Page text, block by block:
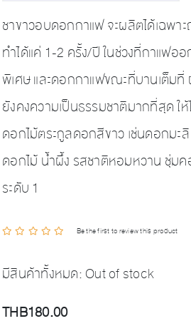
ชาขาวอบดอกกาแฟ จะผลิตได้เฉพ
ทำได้แค่ 1-2 ครั้ง/ปี ในช่วงที่กาแฟอ
พิเศษ และดอกกาแฟขณะที่บานเต็ม
ยังคงความเป็นธรรมชาติมากที่สุด
ดอกไม้ตระกูลดอกสีขาว เช่นดอกม
ดอกไม้ น้ำผึ้ง รสชาติหอมหวาน ชุ่ม
ระดับ 1
Be the first to review this product
มีสินค้าทั้งหมด:Out of stock
THB180.00